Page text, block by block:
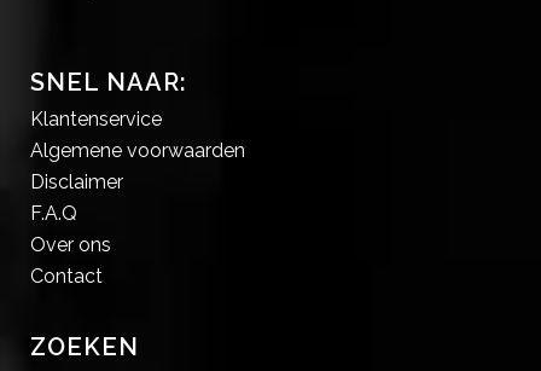
SNEL NAAR:
Klantenservice
Algemene voorwaarden
Disclaimer
F.A.Q
Over ons
Contact
ZOEKEN